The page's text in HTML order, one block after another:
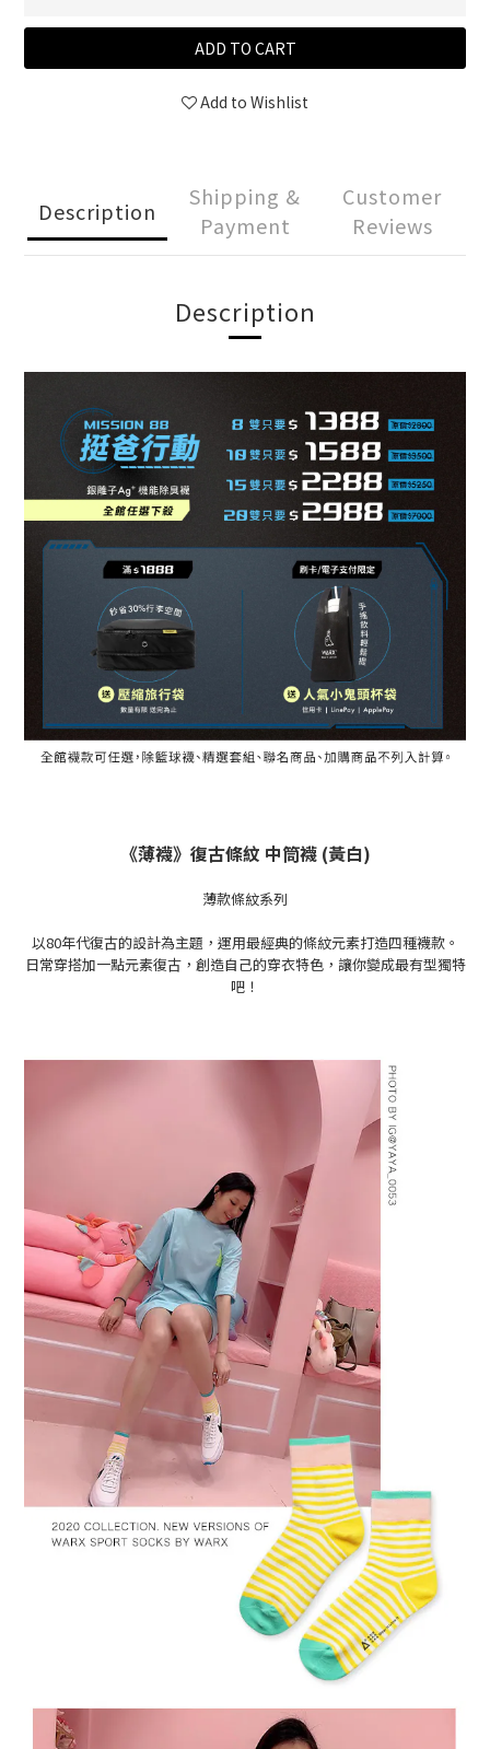
ADD TO CART
Add to Wishlist
Description
Shipping &
Payment
Customer
Reviews
Description
《薄襪》復古條紋 中筒襪 (黃白)
薄款條紋系列
以80年代復古的設計為主題，運用最經典的條紋元素打造四種襪款。
日常穿搭加一點元素復古，創造自己的穿衣特色，讓你變成最有型獨特
吧！